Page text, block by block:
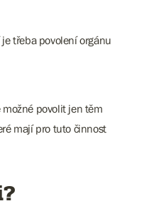
třeba povolení orgánu
povolit jen těm
mají pro tuto činnost